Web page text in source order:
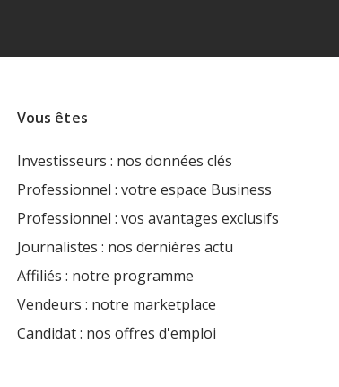
Vous êtes
Investisseurs : nos données clés
Professionnel : votre espace Business
Professionnel : vos avantages exclusifs
Journalistes : nos dernières actu
Affiliés : notre programme
Vendeurs : notre marketplace
Candidat : nos offres d'emploi